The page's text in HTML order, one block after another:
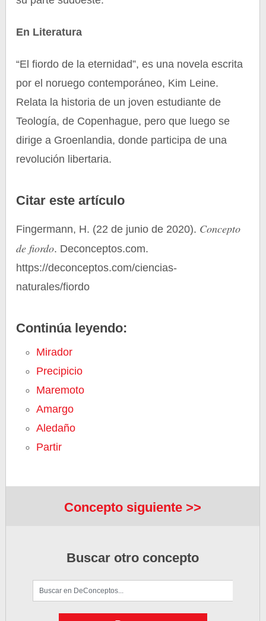
En Literatura
“El fiordo de la eternidad”, es una novela escrita
por el noruego contemporáneo, Kim Leine.
Relata la historia de un joven estudiante de
Teología, de Copenhague, pero que luego se
dirige a Groenlandia, donde participa de una
revolución libertaria.
Citar este artículo
Fingermann, H. (22 de junio de 2020). Concepto
de fiordo. Deconceptos.com.
https://deconceptos.com/ciencias-
naturales/fiordo
Continúa leyendo:
Mirador
Precipicio
Maremoto
Amargo
Aledaño
Partir
Concepto siguiente >>
Buscar otro concepto